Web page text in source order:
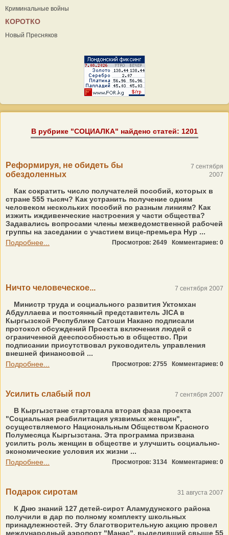
Криминальные войны
КОРОТКО
Новый Пресняков
В рубрике "СОЦИАЛКА" найдено статей: 1201
Реформируя, не обидеть бы
обездоленных
7 сентября
2007
Как сократить число получателей пособий, которых в
стране 555 тысяч? Как устранить получение одним
человеком нескольких пособий по разным линиям? Как
изжить иждивенческие настроения у части общества?
Задавались вопросами члены межведомственной рабочей
группы на заседании с участием вице-премьера Нур ...
Подробнее...
Просмотров: 2649 Комментариев: 0
Ничто человеческое... 7 сентября 2007
Министр труда и социального развития Уктомхан
Абдуллаева и постоянный представитель JICA в
Кыргызской Республике Сатоши Накано подписали
протокол обсуждений Проекта включения людей с
ограниченной дееспособностью в общество. При
подписании присутствовал руководитель управления
внешней финансовой ...
Подробнее...
Просмотров: 2755 Комментариев: 0
Усилить слабый пол 7 сентября 2007
В Кыргызстане стартовала вторая фаза проекта
"Социальная реабилитация уязвимых женщин",
осуществляемого Национальным Обществом Красного
Полумесяца Кыргызстана. Эта программа призвана
усилить роль женщин в обществе и улучшить социально-
экономические условия их жизни ...
Подробнее...
Просмотров: 3134 Комментариев: 0
Подарок сиротам 31 августа 2007
К Дню знаний 127 детей-сирот Аламудунского района
получили в дар по полному комплекту школьных
принадлежностей. Эту благотворительную акцию провел
международный аэропорт "Манас", выделивший свыше 55